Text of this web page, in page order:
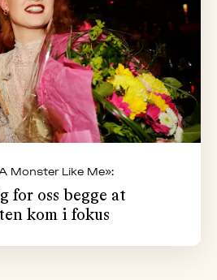
Monster Like Me»:
for oss begge at
kom i fokus